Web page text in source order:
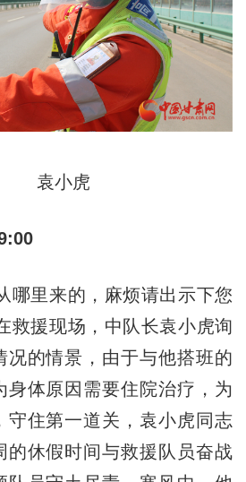
袁小虎
里来的，麻烦请出示下您
救援现场，中队长袁小虎询
况的情景，由于与他搭班的
身体原因需要住院治疗，为
守住第一道关，袁小虎同志
的休假时间与救援队员奋战